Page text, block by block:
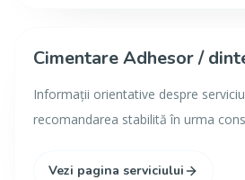
Cimentare Adhesor /
Informații orientative despre
recomandarea stabilită în urma
Vezi pagina serviciului